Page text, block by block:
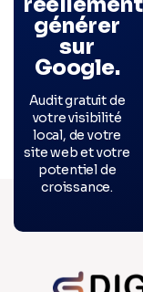
générer
sur
Google.
Audit gratuit de
votre visibilité
local, de votre
site web et votre
potentiel de
croissance.